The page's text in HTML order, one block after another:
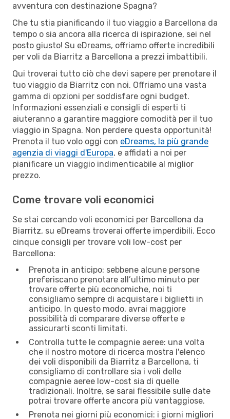
avventura con destinazione Spagna?
Che tu stia pianificando il tuo viaggio a Barcellona da
tempo o sia ancora alla ricerca di ispirazione, sei nel
posto giusto! Su eDreams, offriamo offerte incredibili
per voli da Biarritz a Barcellona a prezzi imbattibili.
Qui troverai tutto ciò che devi sapere per prenotare il
tuo viaggio da Biarritz con noi. Offriamo una vasta
gamma di opzioni per soddisfare ogni budget.
Informazioni essenziali e consigli di esperti ti
aiuteranno a garantire maggiore comodità per il tuo
viaggio in Spagna. Non perdere questa opportunità!
Prenota il tuo volo oggi con eDreams, la più grande
agenzia di viaggi d'Europa, e affidati a noi per
pianificare un viaggio indimenticabile al miglior
prezzo.
Come trovare voli economici
Se stai cercando voli economici per Barcellona da
Biarritz, su eDreams troverai offerte imperdibili. Ecco
cinque consigli per trovare voli low-cost per
Barcellona:
Prenota in anticipo: sebbene alcune persone
preferiscano prenotare all’ultimo minuto per
trovare offerte più economiche, noi ti
consigliamo sempre di acquistare i biglietti in
anticipo. In questo modo, avrai maggiore
possibilità di comparare diverse offerte e
assicurarti sconti limitati.
Controlla tutte le compagnie aeree: una volta
che il nostro motore di ricerca mostra l'elenco
dei voli disponibili da Biarritz a Barcellona, ti
consigliamo di controllare sia i voli delle
compagnie aeree low-cost sia di quelle
tradizionali. Inoltre, se sarai flessibile sulle date
potrai trovare offerte ancora più vantaggiose.
Prenota nei giorni più economici: i giorni migliori